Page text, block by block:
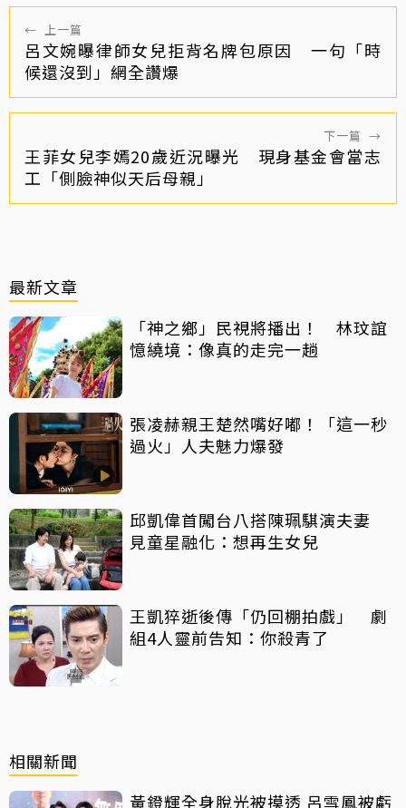
← 上一篇
呂文婉曝律師女兒拒背名牌包原因 一句「時
候還沒到」網全讚爆
下一篇 →
王菲女兒李嫣20歲近況曝光 現身基金會當志
工「側臉神似天后母親」
最新文章
「神之鄉」民視將播出！ 林玟誼
憶繞境：像真的走完一趟
張凌赫親王楚然嘴好嘟！「這一秒
過火」人夫魅力爆發
邱凱偉首闖台八搭陳珮騏演夫妻
見童星融化：想再生女兒
王凱猝逝後傳「仍回棚拍戲」 劇
組4人靈前告知：你殺青了
相關新聞
黃鐙輝全身脫光被摸透 呂雪鳳被虧